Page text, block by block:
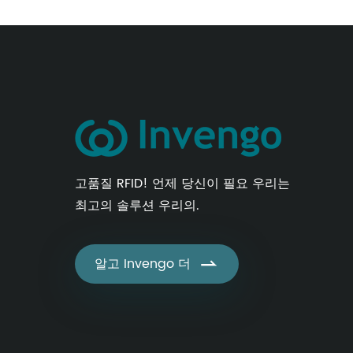
고품질 RFID! 언제 당신이 필요 우리는
최고의 솔루션 우리의.
알고 Invengo 더 